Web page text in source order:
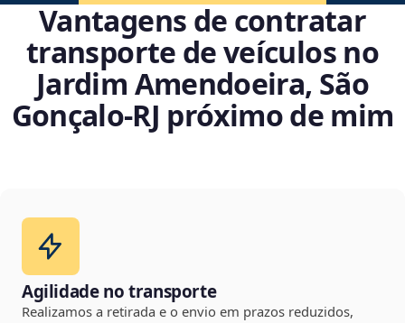
Vantagens de contratar
transporte de veículos no
Jardim Amendoeira, São
Gonçalo‑RJ próximo de mim
Agilidade no transporte
Realizamos a retirada e o envio em prazos reduzidos,